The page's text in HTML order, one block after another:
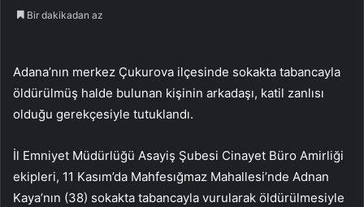
Bir dakikadan az
Adana’nın merkez Çukurova ilçesinde sokakta tabancayla
öldürülmüş halde bulunan kişinin arkadaşı, katil zanlısı
olduğu gerekçesiyle tutuklandı.
İl Emniyet Müdürlüğü Asayiş Şubesi Cinayet Büro Amirliği
ekipleri, 11 Kasım’da Mahfesığmaz Mahallesi’nde Adnan
Kaya’nın (38) sokakta tabancayla vurularak öldürülmesiyle